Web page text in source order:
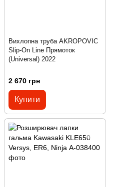
Вихлопна труба AKROPOVIC
Slip-On Line Прямоток
(Universal) 2022
2 670 грн
Купити